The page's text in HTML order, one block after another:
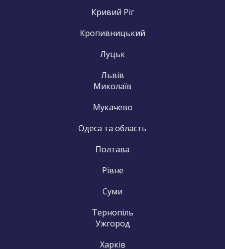
Кривий Ріг
Кропивницький
Луцьк
Львів
Миколаїв
Мукачево
Одеса та область
Полтава
Рівне
Суми
Тернопіль
Ужгород
Харків